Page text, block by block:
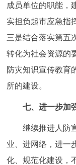
成员单位的职能，
实担负起市应急指
三是结合落实第五
转化为社会资源的
防灾知识宣传教育
所的建设。
七、进一步加
继续推进人防宣
业、进网络，进一
化、规范化建设，